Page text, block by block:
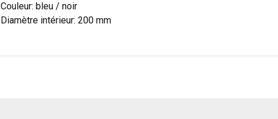
Couleur: bleu / noir
Diamètre intérieur: 200 mm